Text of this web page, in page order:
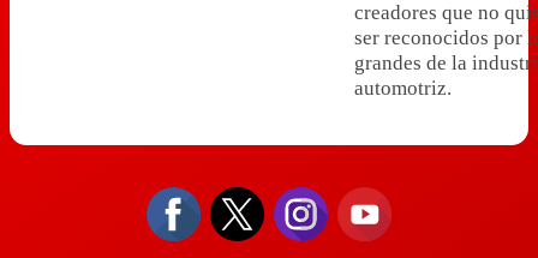
creadores que no
ser reconocidos por
grandes de la
automotriz.